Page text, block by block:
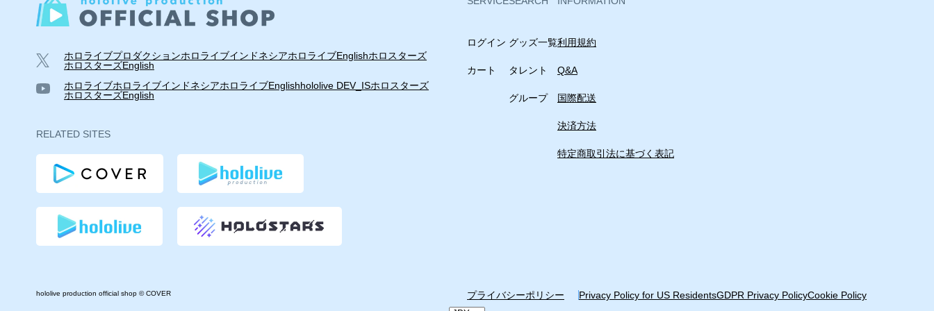
¥1,760 JPY
アクリルスタンド ラオーラ・パンテーラ
¥1,760 JPY
ホロライブプロダクションホロライブインドネシアホロライブEnglishホロスターズ
ホロスターズEnglish
ホロライブホロライブインドネシアホロライブEnglishhololive DEV_ISホロスターズ
ホロスターズEnglish
RELATED SITES
ログイン
カート
グッズ一覧
タレント
グループ
利用規約
Q&A
国際配送
決済方法
特定商取引法に基づく表記
hololive production official shop © COVER プライバシーポリシー Privacy Policy for US ResidentsGDPR Privacy PolicyCookie Policy